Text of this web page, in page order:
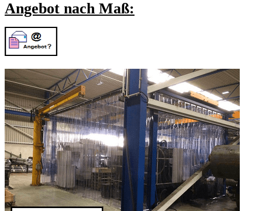
Angebot nach Maß: